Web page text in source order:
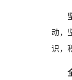
动，
识，